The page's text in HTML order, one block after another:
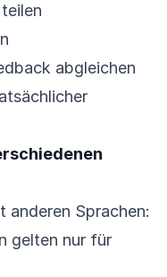
abgleichen
anderen Sprachen:
gelten nur für